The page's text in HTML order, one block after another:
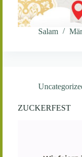
Salam
ZUCKERFEST